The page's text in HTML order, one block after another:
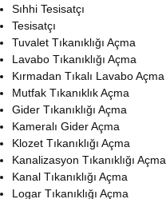
Sıhhi Tesisatçı
Tesisatçı
Tuvalet Tıkanıklığı Açma
Lavabo Tıkanıklığı Açma
Kırmadan Tıkalı Lavabo Açma
Mutfak Tıkanıklık Açma
Gider Tıkanıklığı Açma
Kameralı Gider Açma
Klozet Tıkanıklığı Açma
Kanalizasyon Tıkanıklığı Açma
Kanal Tıkanıklığı Açma
Logar Tıkanıklığı Açma